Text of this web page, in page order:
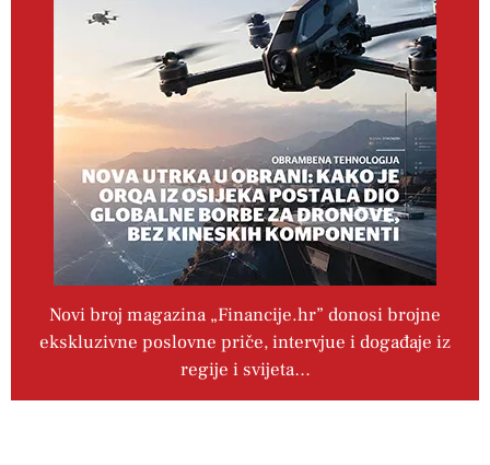
Novi broj magazina „Financije.hr” donosi brojne
ekskluzivne poslovne priče, intervjue i događaje iz
regije i svijeta…